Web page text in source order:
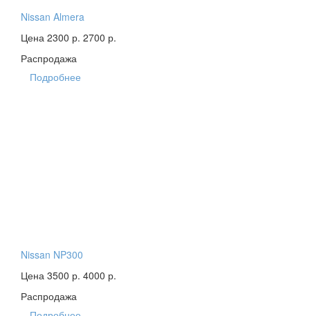
Nissan Almera
Цена 2300 р. 2700 р.
Распродажа
Подробнее
Nissan NP300
Цена 3500 р. 4000 р.
Распродажа